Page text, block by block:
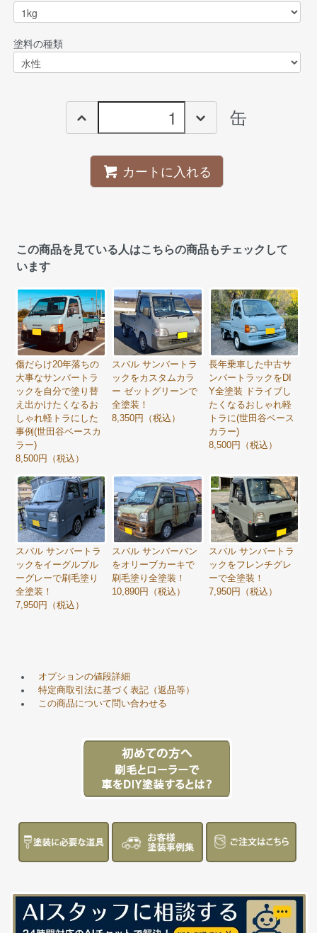
塗料の種類
缶
カートに入れる
この商品を見ている人はこちらの商品もチェックして
います
傷だらけ20年落ちの
大事なサンバートラ
ックを自分で塗り替
え出かけたくなるお
しゃれ軽トラにした
事例(世田谷ベースカ
ラー)
8,500円（税込）
スバル サンバートラ
ックをカスタムカラ
ー ゼットグリーンで
全塗装！
8,350円（税込）
長年乗車した中古サ
ンバートラックをDI
Y全塗装 ドライブし
たくなるおしゃれ軽
トラに(世田谷ベース
カラー)
8,500円（税込）
スバル サンバートラ
ックをイーグルブル
ーグレーで刷毛塗り
全塗装！
7,950円（税込）
スバル サンバーバン
をオリーブカーキで
刷毛塗り全塗装！
10,890円（税込）
スバル サンバートラ
ックをフレンチグレ
ーで全塗装！
7,950円（税込）
オプションの値段詳細
特定商取引法に基づく表記（返品等）
この商品について問い合わせる